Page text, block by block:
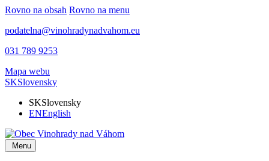
Rovno na obsah Rovno na menu
podatelna@vinohradynadvahom.eu
031 789 9253
Mapa webu
SKSlovensky
SKSlovensky
ENEnglish
Menu